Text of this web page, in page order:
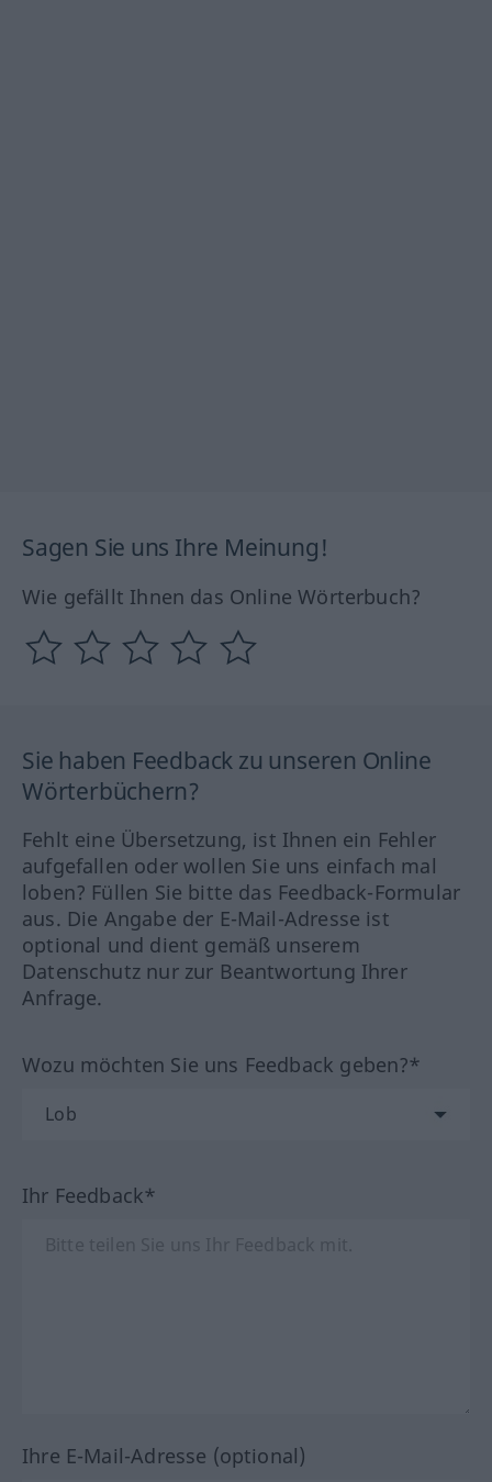
Sagen Sie uns Ihre Meinung!
Wie gefällt Ihnen das Online Wörterbuch?
Sie haben Feedback zu unseren Online
Wörterbüchern?
Fehlt eine Übersetzung, ist Ihnen ein Fehler
aufgefallen oder wollen Sie uns einfach mal
loben? Füllen Sie bitte das Feedback-Formular
aus. Die Angabe der E-Mail-Adresse ist
optional und dient gemäß unserem
Datenschutz nur zur Beantwortung Ihrer
Anfrage.
Wozu möchten Sie uns Feedback geben?*
Ihr Feedback*
Ihre E-Mail-Adresse (optional)